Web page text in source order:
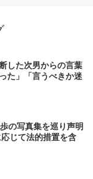
した次男からの言葉
た」「言うべきか迷
の写真集を巡り声明
じて法的措置を含